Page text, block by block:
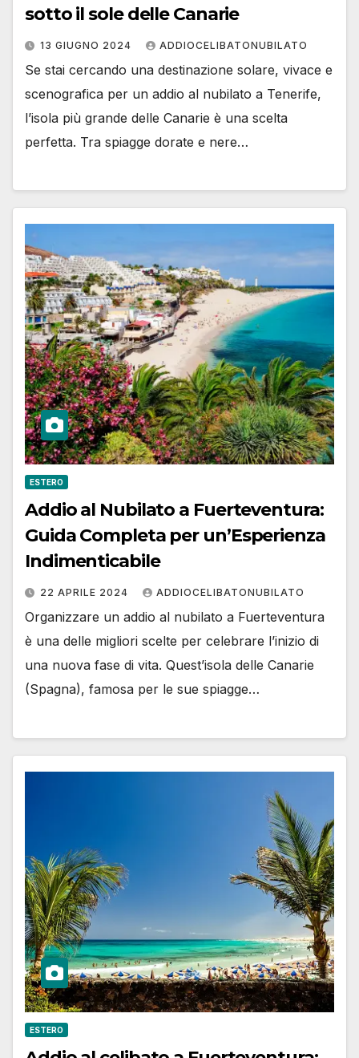
sotto il sole delle Canarie
13 GIUGNO 2024 ADDIOCELIBATONUBILATO
Se stai cercando una destinazione solare, vivace e
scenografica per un addio al nubilato a Tenerife,
l’isola più grande delle Canarie è una scelta
perfetta. Tra spiagge dorate e nere…
ESTERO
Addio al Nubilato a Fuerteventura:
Guida Completa per un’Esperienza
Indimenticabile
22 APRILE 2024 ADDIOCELIBATONUBILATO
Organizzare un addio al nubilato a Fuerteventura
è una delle migliori scelte per celebrare l’inizio di
una nuova fase di vita. Quest’isola delle Canarie
(Spagna), famosa per le sue spiagge…
ESTERO